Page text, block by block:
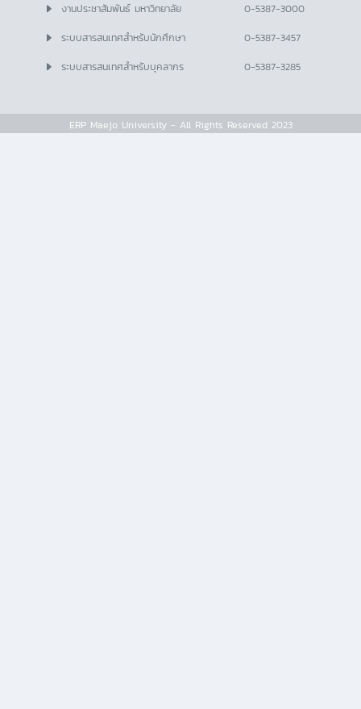
งานประชาสัมพันธ์ มหาวิทยาลัย
0-5387-3000
ระบบสารสนเทศสำหรับนักศึกษา
0-5387-3457
ระบบสารสนเทศสำหรับบุคลากร
0-5387-3285
ERP Maejo University - All Rights Reserved 2023